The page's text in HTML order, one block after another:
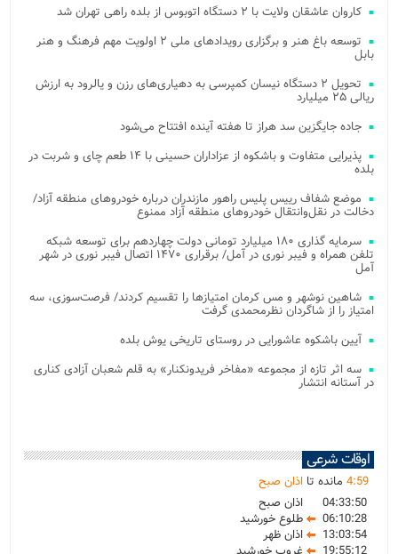
کاروان عاشقان ولایت با ۲ دستگاه اتوبوس از بلده راهی تهران شد
توسعه باغ هنر و برگزاری رویدادهای ملی ۲ اولویت مهم فرهنگ و هنر
بابل
تحویل ۲ دستگاه نیسان کمپرسی به دهیاری‌های رزن و یالرود به ارزش
ریالی ۲۵ میلیارد
جاده جایگزین سد هراز تا هفته آینده افتتاح می‌شود
پذیرایی متفاوت و باشکوه از عزاداران حسینی با ۱۴ طعم چای و شربت در
بلده
موضع شفاف رییس پلیس راهور مازندران درباره خودروهای منطقه آزاد/
دخالت در نقل‌وانتقال خودروهای منطقه آزاد ممنوع
سرمایه گذاری ۱۸۰ میلیارد تومانی دولت چهاردهم برای توسعه شبکه
تلفن همراه و فیبر نوری در آمل/ برقراری ۱۴۷۰ اتصال فیبر نوری در شهر
آمل
شاهین نوشهر و مس کرمان امتیازها را تقسیم کردند/ فرصت‌سوزی، سه
امتیاز را از شاگردان نظرمحمدی گرفت
آیین باشکوه عاشورایی در روستای تاریخی یوش بلده
سه اثر تازه از مجموعه «مفاخر فریدونکنار» به قلم شعبان آزادی کناری
در آستانه انتشار
اوقات شرعی
4:59 مانده تا اذان صبح
04:33:50
اذان صبح
06:10:28
طلوع خورشید
13:03:54
اذان ظهر